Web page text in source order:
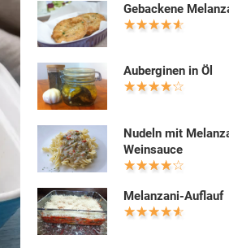
Gebackene
Auberginen in Öl
Nudeln mit
Weinsauce
Melanzani-Auflauf